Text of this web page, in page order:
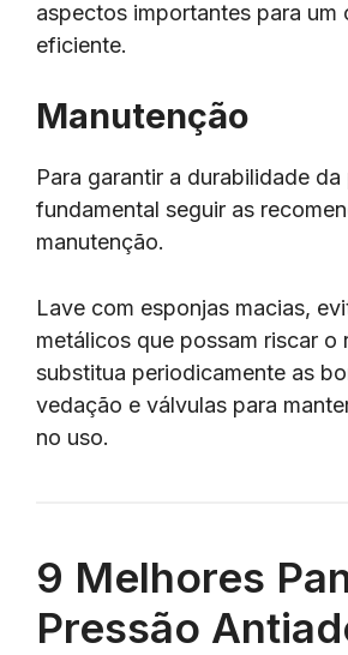
aspectos importantes para um
eficiente.
Manutenção
Para garantir a durabilidade da
fundamental seguir as
manutenção.
Lave com esponjas macias,
metálicos que possam riscar o
substitua periodicamente as
vedação e válvulas para
no uso.
9 Melhores
Pressão